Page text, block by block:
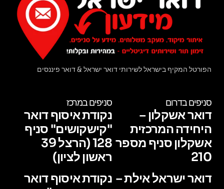
הפורטל המקיף בישראל לשירותי דואר ישראל & דואר פיננסים
סניפים בדרום
דואר אשקלון –
היחידה המרכזית
אשקלון סניף מספר
210
דואר ישראל אילת –
סניפים במרכז
נקודת איסוף דואר
"קישקושים" סניף
128 (הרצל 39
ראשון לציון)
נקודת איסוף דואר